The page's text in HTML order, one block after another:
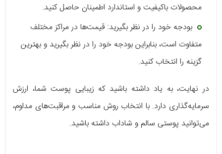
محصولات باکیفیت و استاندارد اطمینان حاصل کنید.
بودجه خود را در نظر بگیرید: قیمت‌ها در مراکز مختلف
متفاوت است، بنابراین بودجه خود را در نظر بگیرید و بهترین
گزینه را انتخاب کنید.
در نهایت، به یاد داشته باشید که زیبایی پوست شما، ارزش
سرمایه‌گذاری دارد. با انتخاب روش مناسب و مراقبت‌های مداوم،
می‌توانید پوستی سالم و شاداب داشته باشید.